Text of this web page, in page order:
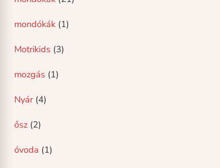
mondókák (1)
Motrikids (3)
mozgás (1)
Nyár(4)
ősz (2)
óvoda (1)